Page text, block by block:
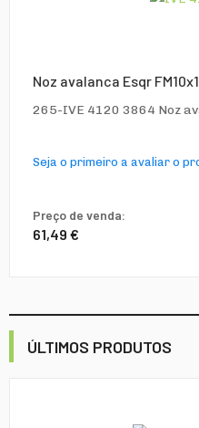
Noz avalanca Esqr
265-IVE 4120 3864 Noz
Seja o primeiro a avaliar o
Preço de venda:
61,49 €
ÚLTIMOS PRODUTOS